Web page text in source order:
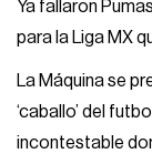
Ya fallaron
para la Liga MX
La Máquina se
‘caballo’ del
incontestable